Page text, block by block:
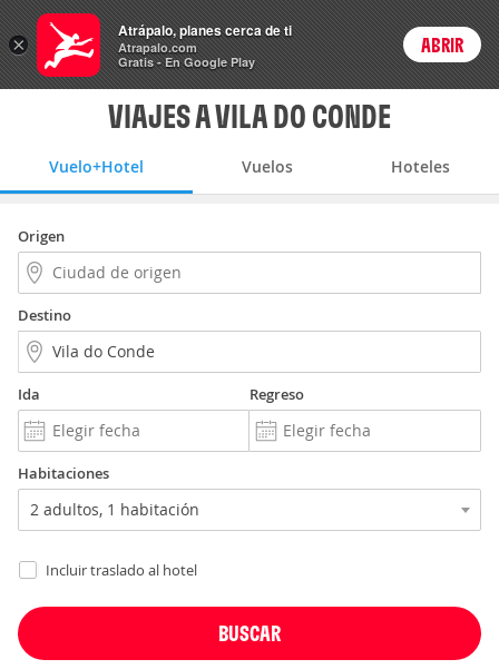
Vuelo+Hotel Login
VIAJES A VILA DO CONDE
Vuelo+Hotel Vuelos Hoteles
Origen
Destino
Ida Regreso
Habitaciones
Incluir traslado al hotel
×
Atrápalo, planes cerca de ti
Atrapalo.com
Gratis - En Google Play
ABRIR